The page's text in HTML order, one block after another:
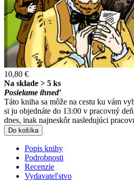
10,80 €
Na sklade > 5 ks
Posielame ihneď
Táto kniha sa môže na cestu ku vám
si ju objednáte do 13:00 v pracovný
dnes, inak najneskôr nasledujúci
Do košíka
Popis knihy
Podrobnosti
Recenzie
Vydavateľstvo